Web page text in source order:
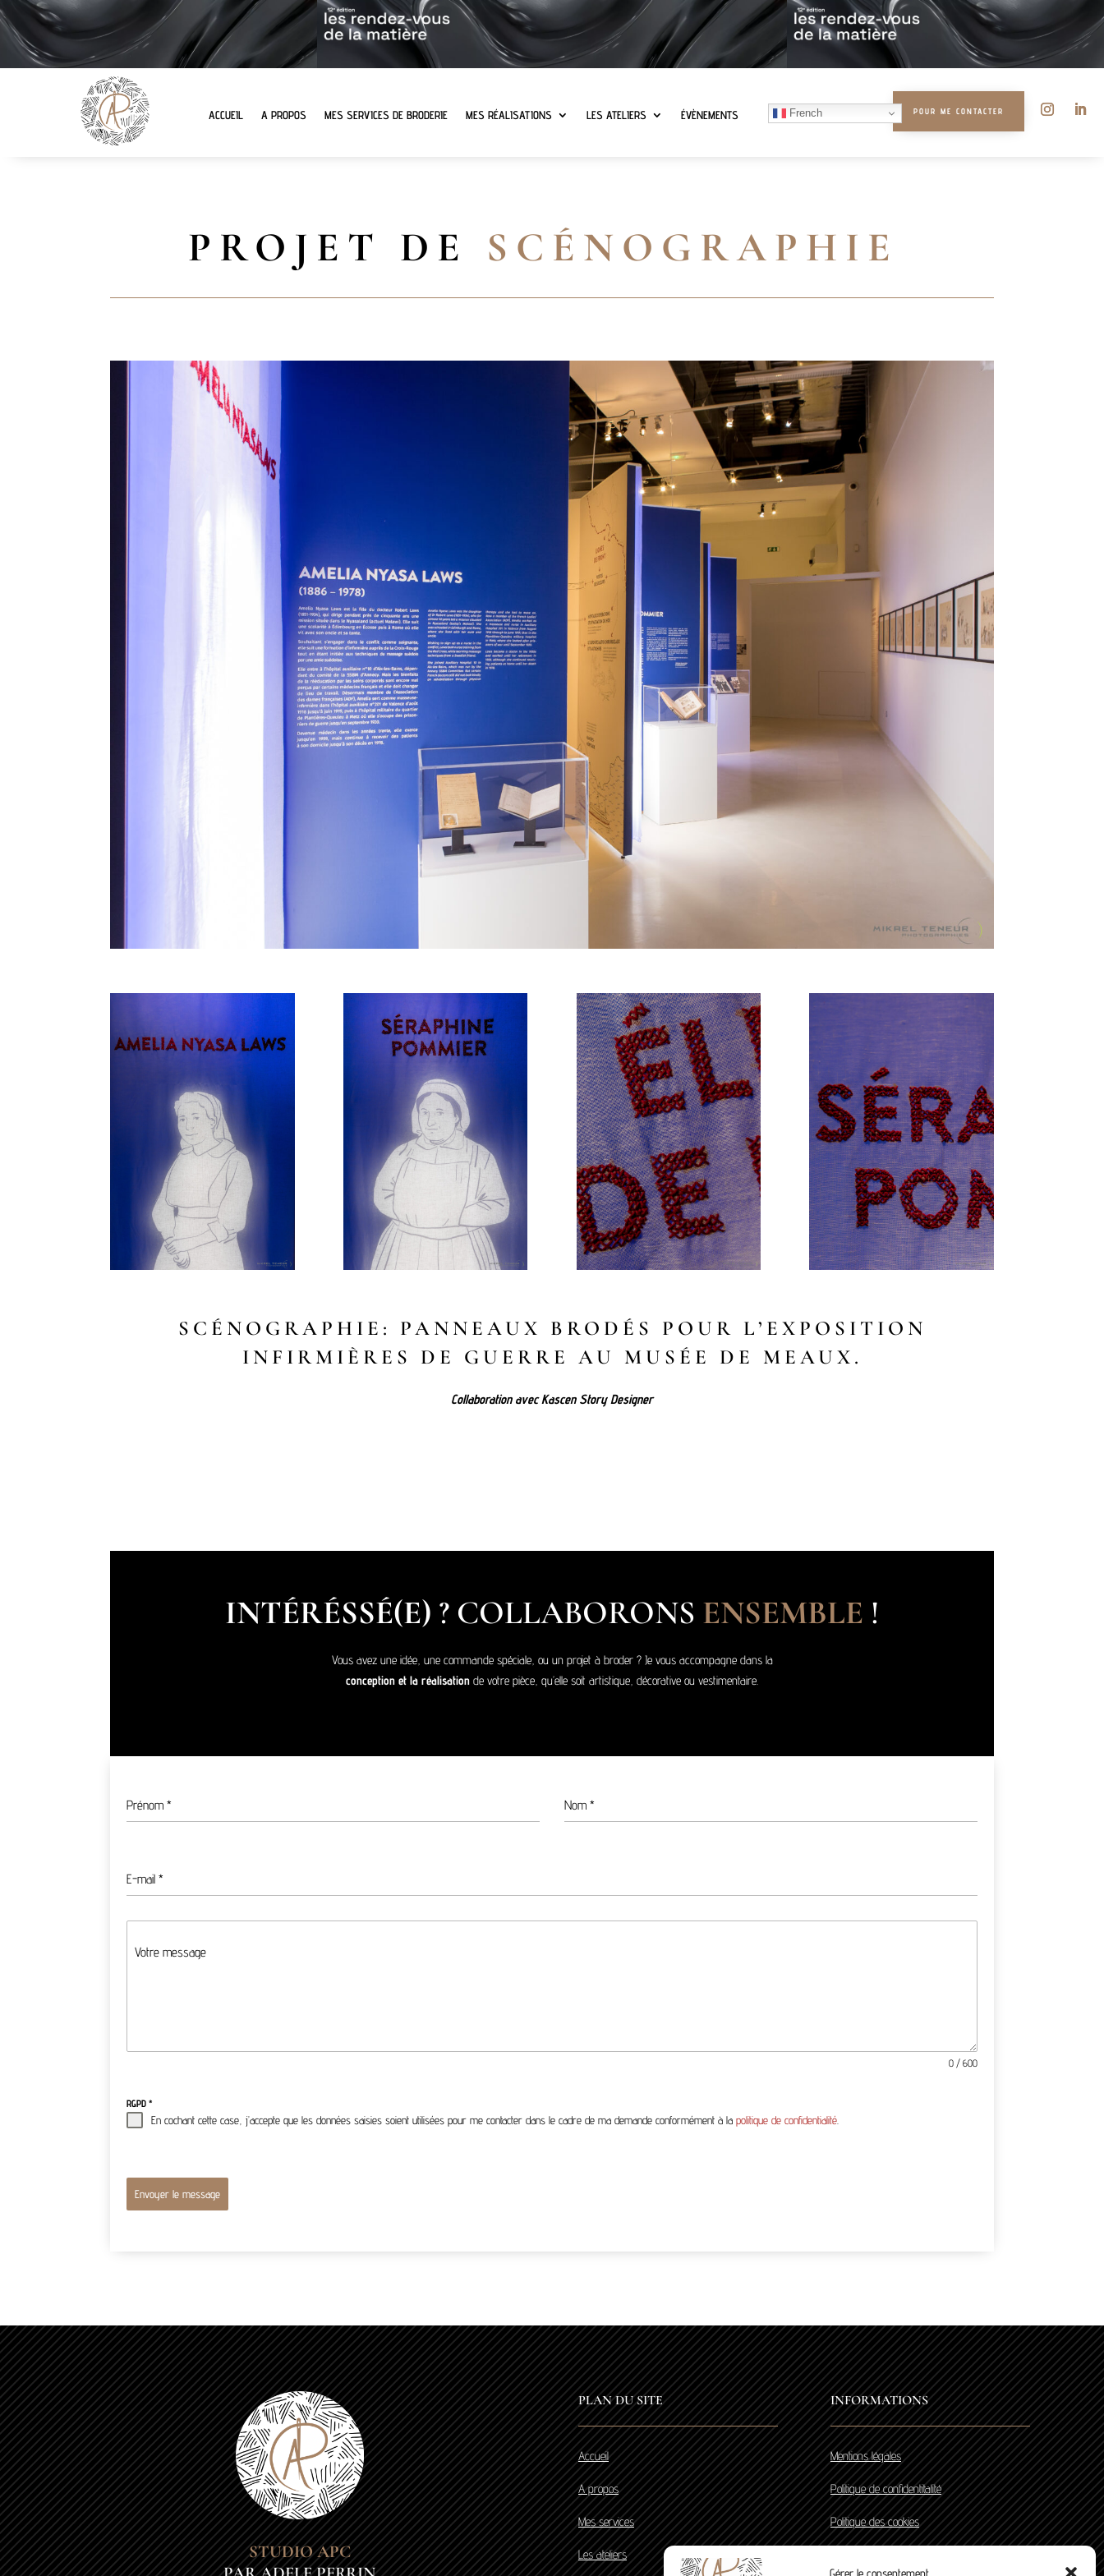
Gérer le consentement
ACCUEIL A PROPOS MES SERVICES DE BRODERIE MES RÉALISATIONS LES ATELIERS ÉVÈNEMENTS French POUR ME CONTACTER
PROJET DE SCÉNOGRAPHIE
SCÉNOGRAPHIE: PANNEAUX BRODÉS POUR L’EXPOSITION
INFIRMIÈRES DE GUERRE AU MUSÉE DE MEAUX.
Collaboration avec Kascen Story Designer
INTÉRÉSSÉ(E) ? COLLABORONS ENSEMBLE !
Vous avez une idée, une commande spéciale, ou un projet à broder ? Je vous accompagne dans la
conception et la réalisation de votre pièce, qu’elle soit artistique, décorative ou vestimentaire.
Prénom* Nom *
E-mail*
Votre message
0 / 600
RGPD*
En cochant cette case, j’accepte que les données saisies soient utilisées pour me contacter dans le cadre de ma demande conformément à lapolitique de confidentialité
Envoyer le message
STUDIO APC
PLAN DU SITE
Accueil
A propos
Mes services
Les ateliers
INFORMATIONS
Mentions légales
Politique de confidentitalité
Politique des cookies